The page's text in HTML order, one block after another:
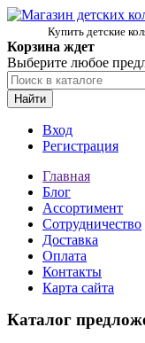
Купить детские
Корзина ждет
Выберите любое
Найти
Вход
Регистрация
Главная
Блог
Ассортимент
Сотрудничество
Доставка
Оплата
Контакты
Карта сайта
Каталог